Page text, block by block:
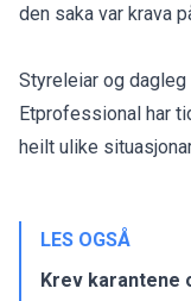
den saka var krava
Styreleiar og
Etprofessional har
heilt ulike
LES OGSÅ
Krev karantene